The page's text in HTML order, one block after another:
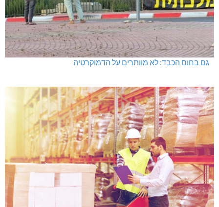
גם בחום הכבד: לא מוותרים על הדמוקרטיה